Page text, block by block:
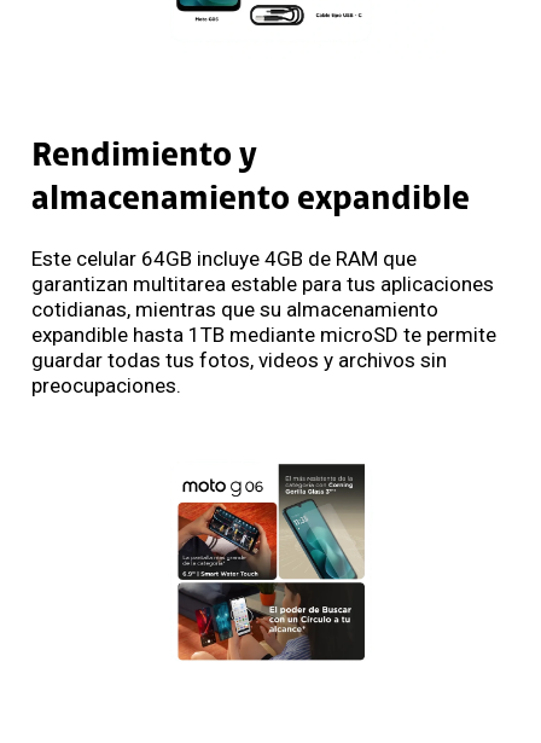
Rendimiento y
almacenamiento expandible
Este celular 64GB incluye 4GB de RAM que
garantizan multitarea estable para tus aplicaciones
cotidianas, mientras que su almacenamiento
expandible hasta 1TB mediante microSD te permite
guardar todas tus fotos, videos y archivos sin
preocupaciones.